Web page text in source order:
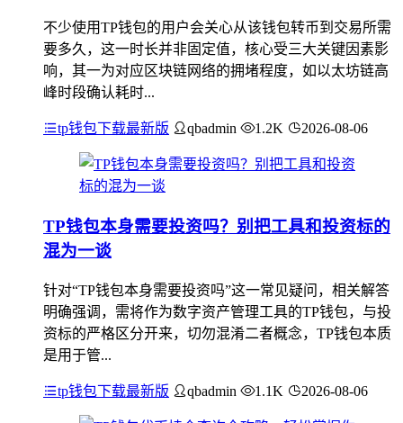
不少使用TP钱包的用户会关心从该钱包转币到交易所需
要多久，这一时长并非固定值，核心受三大关键因素影
响，其一为对应区块链网络的拥堵程度，如以太坊链高
峰时段确认耗时...
tp钱包下载最新版 qbadmin 1.2K 2026-08-06
TP钱包本身需要投资吗？别把工具和投资标的
混为一谈
针对“TP钱包本身需要投资吗”这一常见疑问，相关解答
明确强调，需将作为数字资产管理工具的TP钱包，与投
资标的严格区分开来，切勿混淆二者概念，TP钱包本质
是用于管...
tp钱包下载最新版 qbadmin 1.1K 2026-08-06